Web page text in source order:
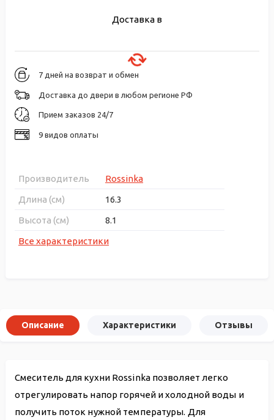
Доставка в
7 дней на возврат и обмен
Доставка до двери в любом регионе РФ
Прием заказов 24/7
9 видов оплаты
Производитель
Rossinka
Длина (см)
16.3
Высота (см)
8.1
Все характеристики
Описание Характеристики Отзывы
Смеситель для кухни Rossinka позволяет легко
отрегулировать напор горячей и холодной воды и
получить поток нужной температуры. Для